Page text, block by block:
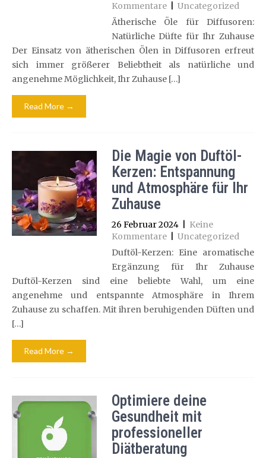
Kommentare
Uncategorized
Ätherische Öle für Diffusoren:
Natürliche Düfte für Ihr Zuhause
Der Einsatz von ätherischen Ölen in Diffusoren erfreut
sich immer größerer Beliebtheit als natürliche und
angenehme Möglichkeit, Ihr Zuhause […]
Read More →
Die Magie von Duftöl-
Kerzen: Entspannung
und Atmosphäre für Ihr
Zuhause
26 Februar 2024
Keine
Kommentare
Uncategorized
Duftöl-Kerzen: Eine aromatische
Ergänzung für Ihr Zuhause
Duftöl-Kerzen sind eine beliebte Wahl, um eine
angenehme und entspannte Atmosphäre in Ihrem
Zuhause zu schaffen. Mit ihren beruhigenden Düften und
[…]
Read More →
Optimiere deine
Gesundheit mit
professioneller
Diätberatung